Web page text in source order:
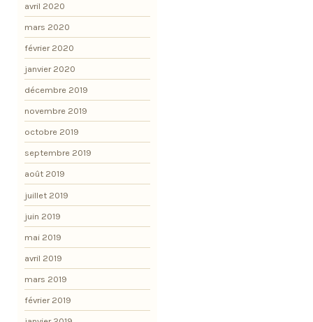
avril 2020
mars 2020
février 2020
janvier 2020
décembre 2019
novembre 2019
octobre 2019
septembre 2019
août 2019
juillet 2019
juin 2019
mai 2019
avril 2019
mars 2019
février 2019